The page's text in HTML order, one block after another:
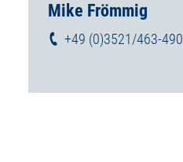
Mike Frömmig
+49 (0)3521/463-490